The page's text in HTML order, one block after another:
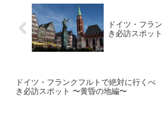
ドイツ・フラ
き必訪スポッ
ドイツ・フランクフルトで絶対に行くべ
き必訪スポット 〜黄昏の地編〜